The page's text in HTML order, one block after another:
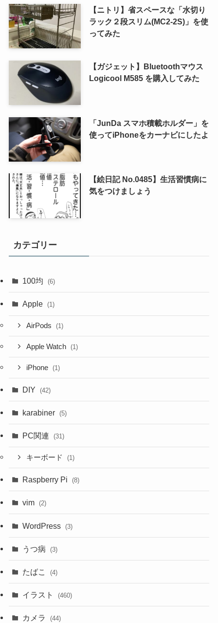
【ニトリ】省スペースな「水切り
ラック２段スリム(MC2-2S)」を使
ってみた
【ガジェット】Bluetoothマウス
Logicool M585 を購入してみた
「JunDa スマホ積載ホルダー」を
使ってiPhoneをカーナビにしたよ
【絵日記 No.0485】生活習慣病に
気をつけましょう
カテゴリー
100均 (6)
Apple (1)
AirPods (1)
Apple Watch (1)
iPhone (1)
DIY (42)
karabiner (5)
PC関連 (31)
キーボード (1)
Raspberry Pi (8)
vim (2)
WordPress (3)
うつ病 (3)
たばこ (4)
イラスト (460)
カメラ (44)